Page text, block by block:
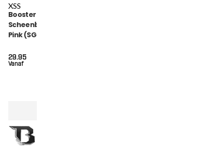
XSS
Booster Kids
Scheenbeschermers
Pink (SG CHAMPION
Vanaf
29.95